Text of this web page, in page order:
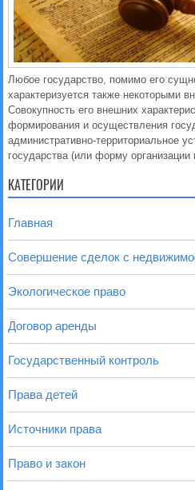
Любое государство, помимо его
характеризуется также некоторыми
Совокупность его внешних
формирования и осуществления
административно-территориальное
государства (или форму организации
КАТЕГОРИИ
Главная
Совершение сделок с
Экологическое право
Договор аренды
Государственный контроль
Права детей
Источники права
Право и закон